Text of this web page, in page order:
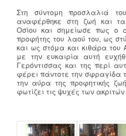
Στη σύντομη προσλαλιά
αναφέρθηκε στη ζωή και
Οσίου και σημείωσε πως ο
προφήτης του λαού του, ως
και ως στόμα και κιθάρα του
με την ευκαιρία αυτή
Γερόντισσας και της περί
φέρει πάντοτε την σφραγίδα
την αύρα της προφητικής
φωτίζει τις ψυχές των